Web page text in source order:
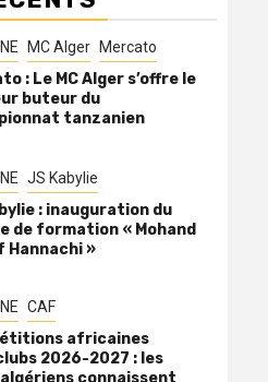
MC Alger Mercato
: Le MC Alger s’offre le
buteur du
tanzanien
JS Kabylie
: inauguration du
de formation « Mohand
Hannachi »
CAF
africaines
2026-2027 : les